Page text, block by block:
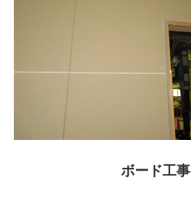
ボード工事